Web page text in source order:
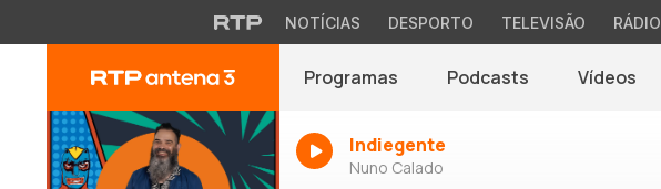
NOTÍCIAS DESPORTO TELEVISÃO RÁDIO
Programas Podcasts Vídeos
Indiegente
Nuno Calado